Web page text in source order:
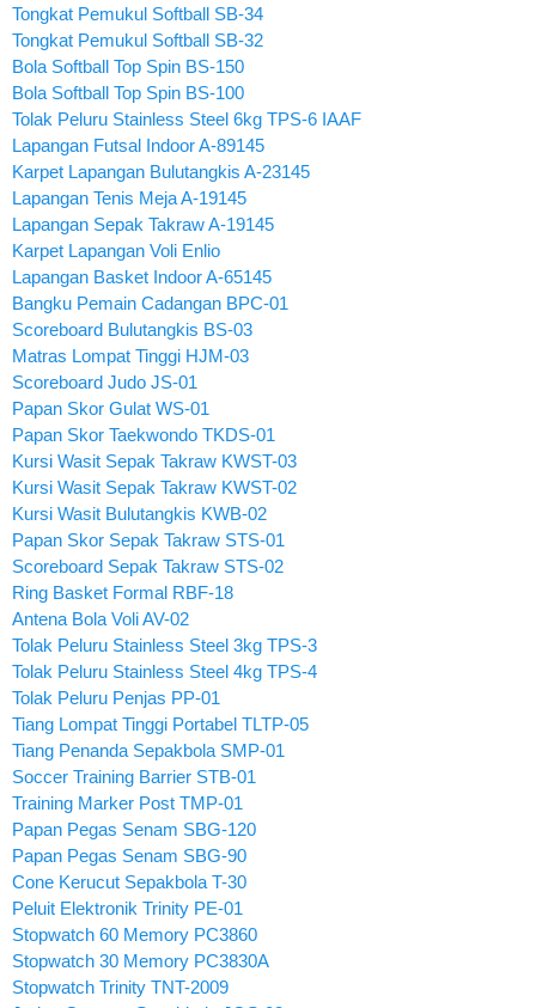
Tongkat Pemukul Softball SB-34
Tongkat Pemukul Softball SB-32
Bola Softball Top Spin BS-150
Bola Softball Top Spin BS-100
Tolak Peluru Stainless Steel 6kg TPS-6 IAAF
Lapangan Futsal Indoor A-89145
Karpet Lapangan Bulutangkis A-23145
Lapangan Tenis Meja A-19145
Lapangan Sepak Takraw A-19145
Karpet Lapangan Voli Enlio
Lapangan Basket Indoor A-65145
Bangku Pemain Cadangan BPC-01
Scoreboard Bulutangkis BS-03
Matras Lompat Tinggi HJM-03
Scoreboard Judo JS-01
Papan Skor Gulat WS-01
Papan Skor Taekwondo TKDS-01
Kursi Wasit Sepak Takraw KWST-03
Kursi Wasit Sepak Takraw KWST-02
Kursi Wasit Bulutangkis KWB-02
Papan Skor Sepak Takraw STS-01
Scoreboard Sepak Takraw STS-02
Ring Basket Formal RBF-18
Antena Bola Voli AV-02
Tolak Peluru Stainless Steel 3kg TPS-3
Tolak Peluru Stainless Steel 4kg TPS-4
Tolak Peluru Penjas PP-01
Tiang Lompat Tinggi Portabel TLTP-05
Tiang Penanda Sepakbola SMP-01
Soccer Training Barrier STB-01
Training Marker Post TMP-01
Papan Pegas Senam SBG-120
Papan Pegas Senam SBG-90
Cone Kerucut Sepakbola T-30
Peluit Elektronik Trinity PE-01
Stopwatch 60 Memory PC3860
Stopwatch 30 Memory PC3830A
Stopwatch Trinity TNT-2009